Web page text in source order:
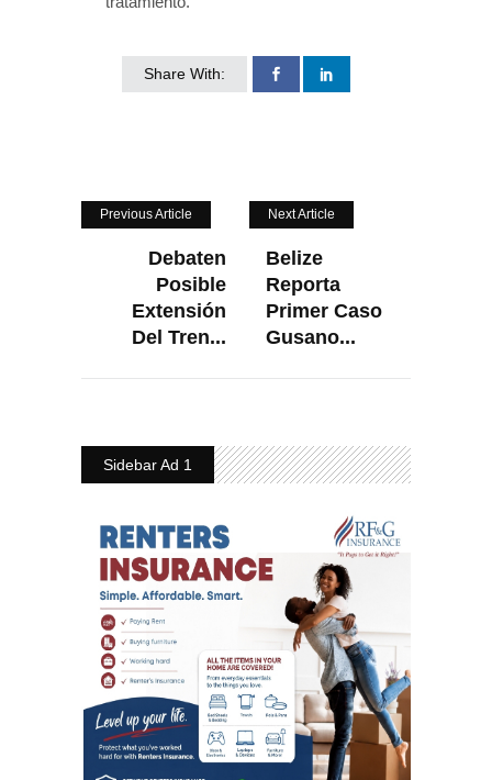
Share With:
Previous Article
Debaten
Posible
Extensión
Del Tren...
Next Article
Belize
Reporta
Primer Caso
Gusano...
Sidebar Ad 1